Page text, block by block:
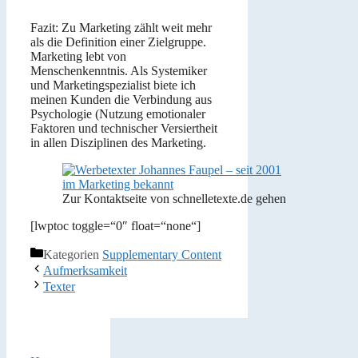
Fazit: Zu Marketing zählt weit mehr
als die Definition einer Zielgruppe.
Marketing lebt von
Menschenkenntnis. Als Systemiker
und Marketingspezialist biete ich
meinen Kunden die Verbindung aus
Psychologie (Nutzung emotionaler
Faktoren und technischer Versiertheit
in allen Disziplinen des Marketing.
Zur Kontaktseite von schnelletexte.de gehen
[lwptoc toggle=“0″ float=“none“]
Kategorien Supplementary Content
Aufmerksamkeit
Texter